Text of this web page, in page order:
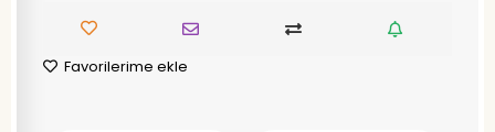
Favorilerime ekle